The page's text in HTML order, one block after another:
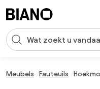
Zoekopdracht invoeren
Meubels Fauteuils